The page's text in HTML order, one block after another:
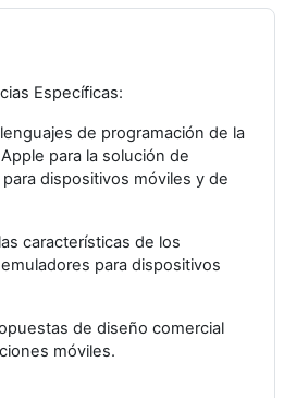
Específicas:
de programación de la
para la solución de
dispositivos móviles y de
características de los
para dispositivos
de diseño comercial
móviles.